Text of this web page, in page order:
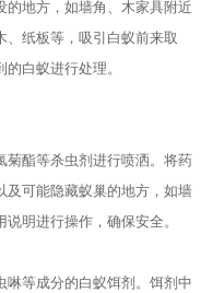
的地方，如墙角、木家具附近
、纸板等，吸引白蚁前来取
白蚁进行处理。
菊酯等杀虫剂进行喷洒。将药
及可能隐藏蚁巢的地方，如墙
明进行操作，确保安全。
啉等成分的白蚁饵剂。饵剂中